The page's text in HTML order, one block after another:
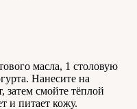
масла, 1 столовую
Нанесите на
смойте тёплой
и питает кожу.